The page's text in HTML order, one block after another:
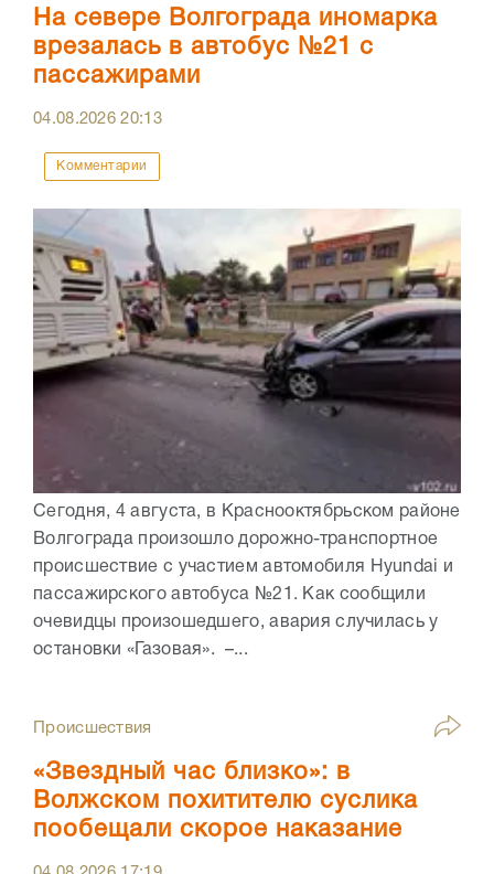
На севере Волгограда иномарка
врезалась в автобус №21 с
пассажирами
04.08.202620:13
Комментарии
Сегодня, 4 августа, в Краснооктябрьском районе
Волгограда произошло дорожно-транспортное
происшествие с участием автомобиля Hyundai и
пассажирского автобуса №21. Как сообщили
очевидцы произошедшего, авария случилась у
остановки «Газовая». –...
Происшествия
«Звездный час близко»: в
Волжском похитителю суслика
пообещали скорое наказание